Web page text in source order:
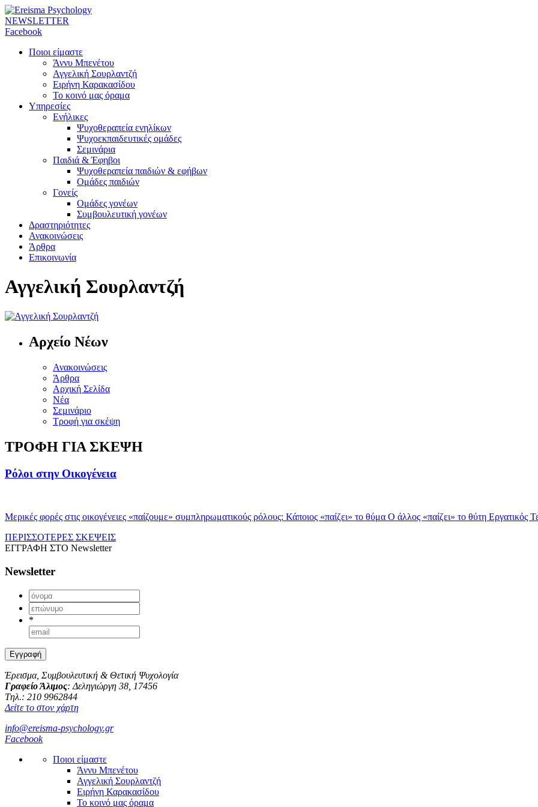
NEWSLETTER
Facebook
Ποιοι είμαστε
Άννυ Μπενέτου
Αγγελική Σουρλαντζή
Ειρήνη Καρακασίδου
Το κοινό μας όραμα
Υπηρεσίες
Ενήλικες
Ψυχοθεραπεία ενηλίκων
Ψυχοεκπαιδευτικές ομάδες
Σεμινάρια
Παιδιά & Έφηβοι
Ψυχοθεραπεία παιδιών & εφήβων
Ομάδες παιδιών
Γονείς
Ομάδες γονέων
Συμβουλευτική γονέων
Δραστηριότητες
Ανακοινώσεις
Άρθρα
Επικοινωνία
Αγγελική Σουρλαντζή
Αρχείο Νέων
Ανακοινώσεις
Άρθρα
Αρχική Σελίδα
Νέα
Σεμινάριο
Τροφή για σκέψη
TΡΟΦΗ ΓΙΑ ΣΚΕΨΗ
Ρόλοι στην Οικογένεια
Μερικές φορές στις οικογένειες «παίζουμε» συμπληρωματικούς ρόλους: Κάποιος «παίζει» το θύμα Ο άλλος «παίζει» το θύτη
ΠΕΡΙΣΣΟΤΕΡΕΣ ΣΚΕΨΕΙΣ
ΕΓΓΡΑΦΗ ΣΤΟ Newsletter
Newsletter
*
Έρεισμα, Συμβουλευτική & Θετική Ψυχολογία
Γραφείο Άλιμος: Δεληγιώργη 38, 17456
Tηλ.: 210 9962844
Δείτε το στον χάρτη
info@ereisma-psychology.gr
Facebook
Ποιοι είμαστε
Άννυ Μπενέτου
Αγγελική Σουρλαντζή
Ειρήνη Καρακασίδου
Το κοινό μας όραμα